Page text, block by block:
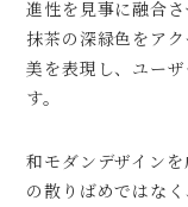
進性を見事に融合
抹茶の深緑色をア
美を表現し、ユー
す。
和モダンデザイン
の散りばめではな